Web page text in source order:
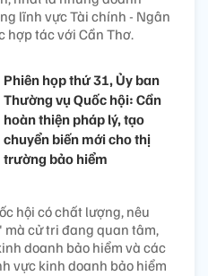
lĩnh vực Tài chính - Ngân
hợp tác với Cần Thơ.
Phiên họp thứ 31, Ủy ban
Thường vụ Quốc hội: Cần
hoàn thiện pháp lý, tạo
chuyển biến mới cho thị
trường bảo hiểm
hội có chất lượng, nêu
cử tri đang quan tâm,
doanh bảo hiểm và các
vực kinh doanh bảo hiểm